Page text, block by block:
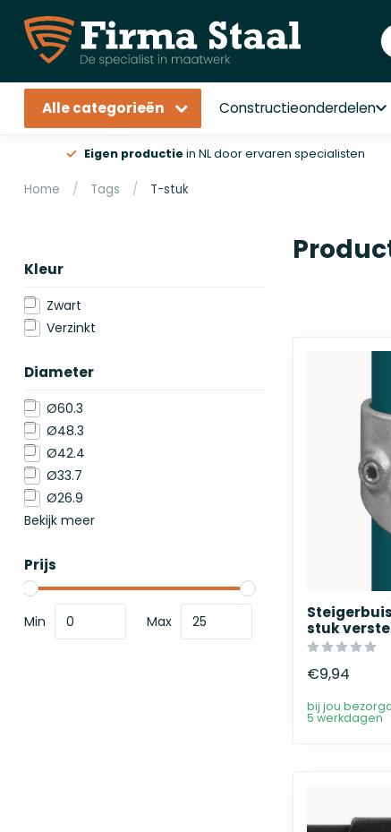
Alle categorieën Constructieonderdelen
Eigen productie in NL door ervaren specialisten
Home / Tags / T-stuk
Kleur
Zwart
Verzinkt
Diameter
Ø60.3
Ø48.3
Ø42.4
Ø33.7
Ø26.9
Bekijk meer
Prijs
Min Max
stuk
€9,94
bij jou
5 werkdagen